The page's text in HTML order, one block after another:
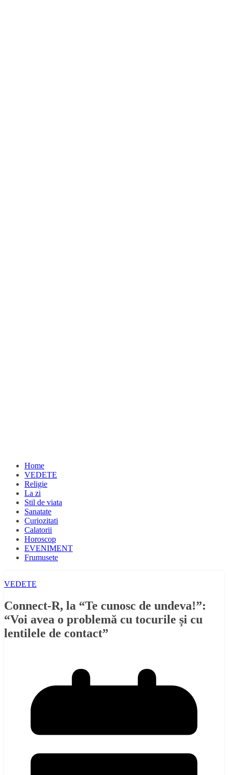
Home
VEDETE
Religie
La zi
Stil de viata
Sanatate
Curiozitati
Calatorii
Horoscop
EVENIMENT
Frumusete
VEDETE
Connect-R, la “Te cunosc de undeva!”:
“Voi avea o problemă cu tocurile și cu
lentilele de contact”